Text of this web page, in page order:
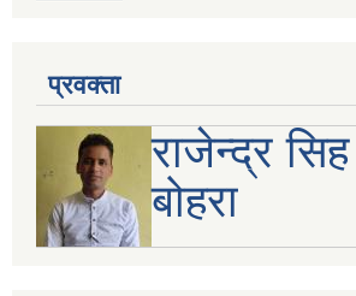
प्रवक्ता
राजेन्द्र सिह
बोहरा